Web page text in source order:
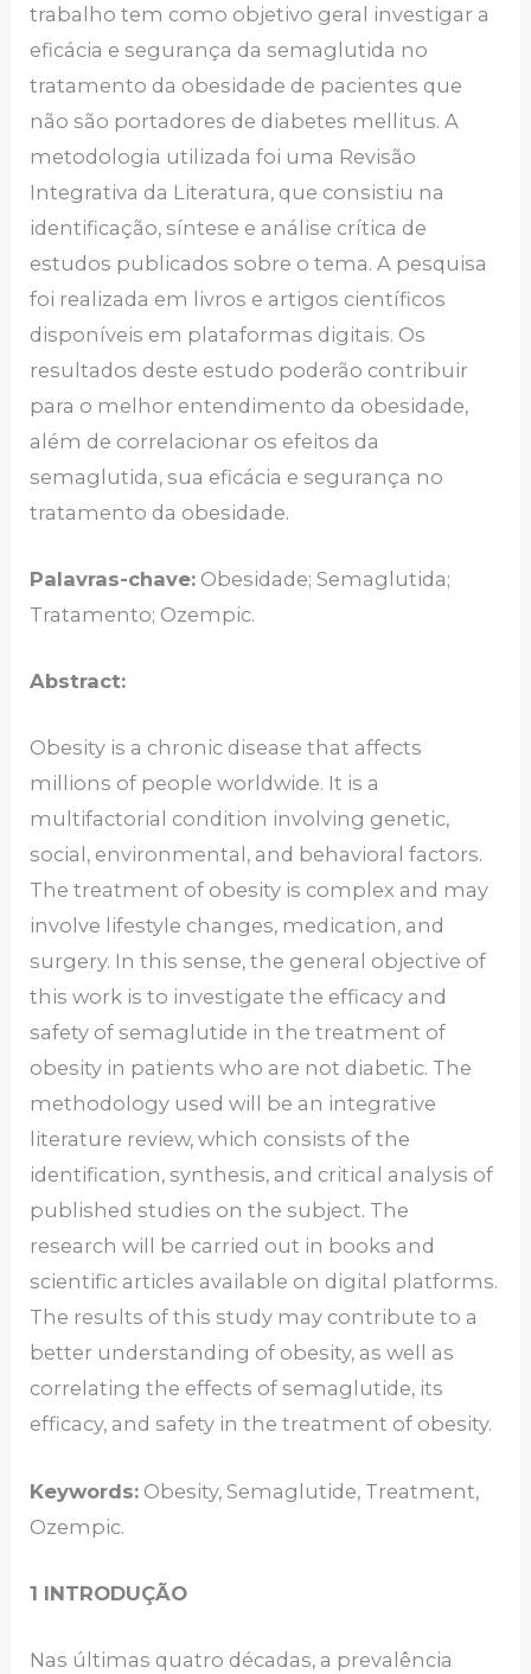
trabalho tem como objetivo geral investigar a
eficácia e segurança da semaglutida no
tratamento da obesidade de pacientes que
não são portadores de diabetes mellitus. A
metodologia utilizada foi uma Revisão
Integrativa da Literatura, que consistiu na
identificação, síntese e análise crítica de
estudos publicados sobre o tema. A pesquisa
foi realizada em livros e artigos científicos
disponíveis em plataformas digitais. Os
resultados deste estudo poderão contribuir
para o melhor entendimento da obesidade,
além de correlacionar os efeitos da
semaglutida, sua eficácia e segurança no
tratamento da obesidade.
Palavras-chave: Obesidade; Semaglutida;
Tratamento; Ozempic.
Abstract:
Obesity is a chronic disease that affects
millions of people worldwide. It is a
multifactorial condition involving genetic,
social, environmental, and behavioral factors.
The treatment of obesity is complex and may
involve lifestyle changes, medication, and
surgery. In this sense, the general objective of
this work is to investigate the efficacy and
safety of semaglutide in the treatment of
obesity in patients who are not diabetic. The
methodology used will be an integrative
literature review, which consists of the
identification, synthesis, and critical analysis of
published studies on the subject. The
research will be carried out in books and
scientific articles available on digital platforms.
The results of this study may contribute to a
better understanding of obesity, as well as
correlating the effects of semaglutide, its
efficacy, and safety in the treatment of obesity.
Keywords: Obesity, Semaglutide, Treatment,
Ozempic.
1 INTRODUÇÃO
Nas últimas quatro décadas, a prevalência